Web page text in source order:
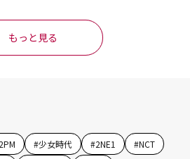
もっと見る
2PM #少女時代 #2NE1 #NCT